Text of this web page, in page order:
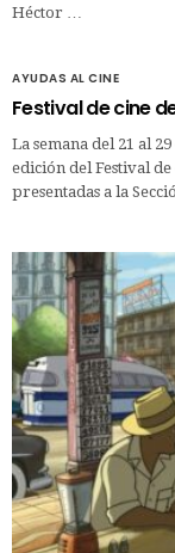
Héctor …
AYUDAS AL CINE
Festival de cine
La semana del 21 al
edición del Festival de
presentadas a la